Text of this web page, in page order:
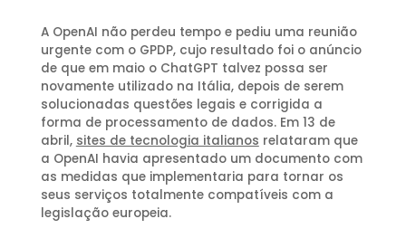
A OpenAI não perdeu tempo e pediu uma reunião
urgente com o GPDP, cujo resultado foi o anúncio
de que em maio o ChatGPT talvez possa ser
novamente utilizado na Itália, depois de serem
solucionadas questões legais e corrigida a
forma de processamento de dados. Em 13 de
abril, sites de tecnologia italianos relataram que
a OpenAI havia apresentado um documento com
as medidas que implementaria para tornar os
seus serviços totalmente compatíveis com a
legislação europeia.